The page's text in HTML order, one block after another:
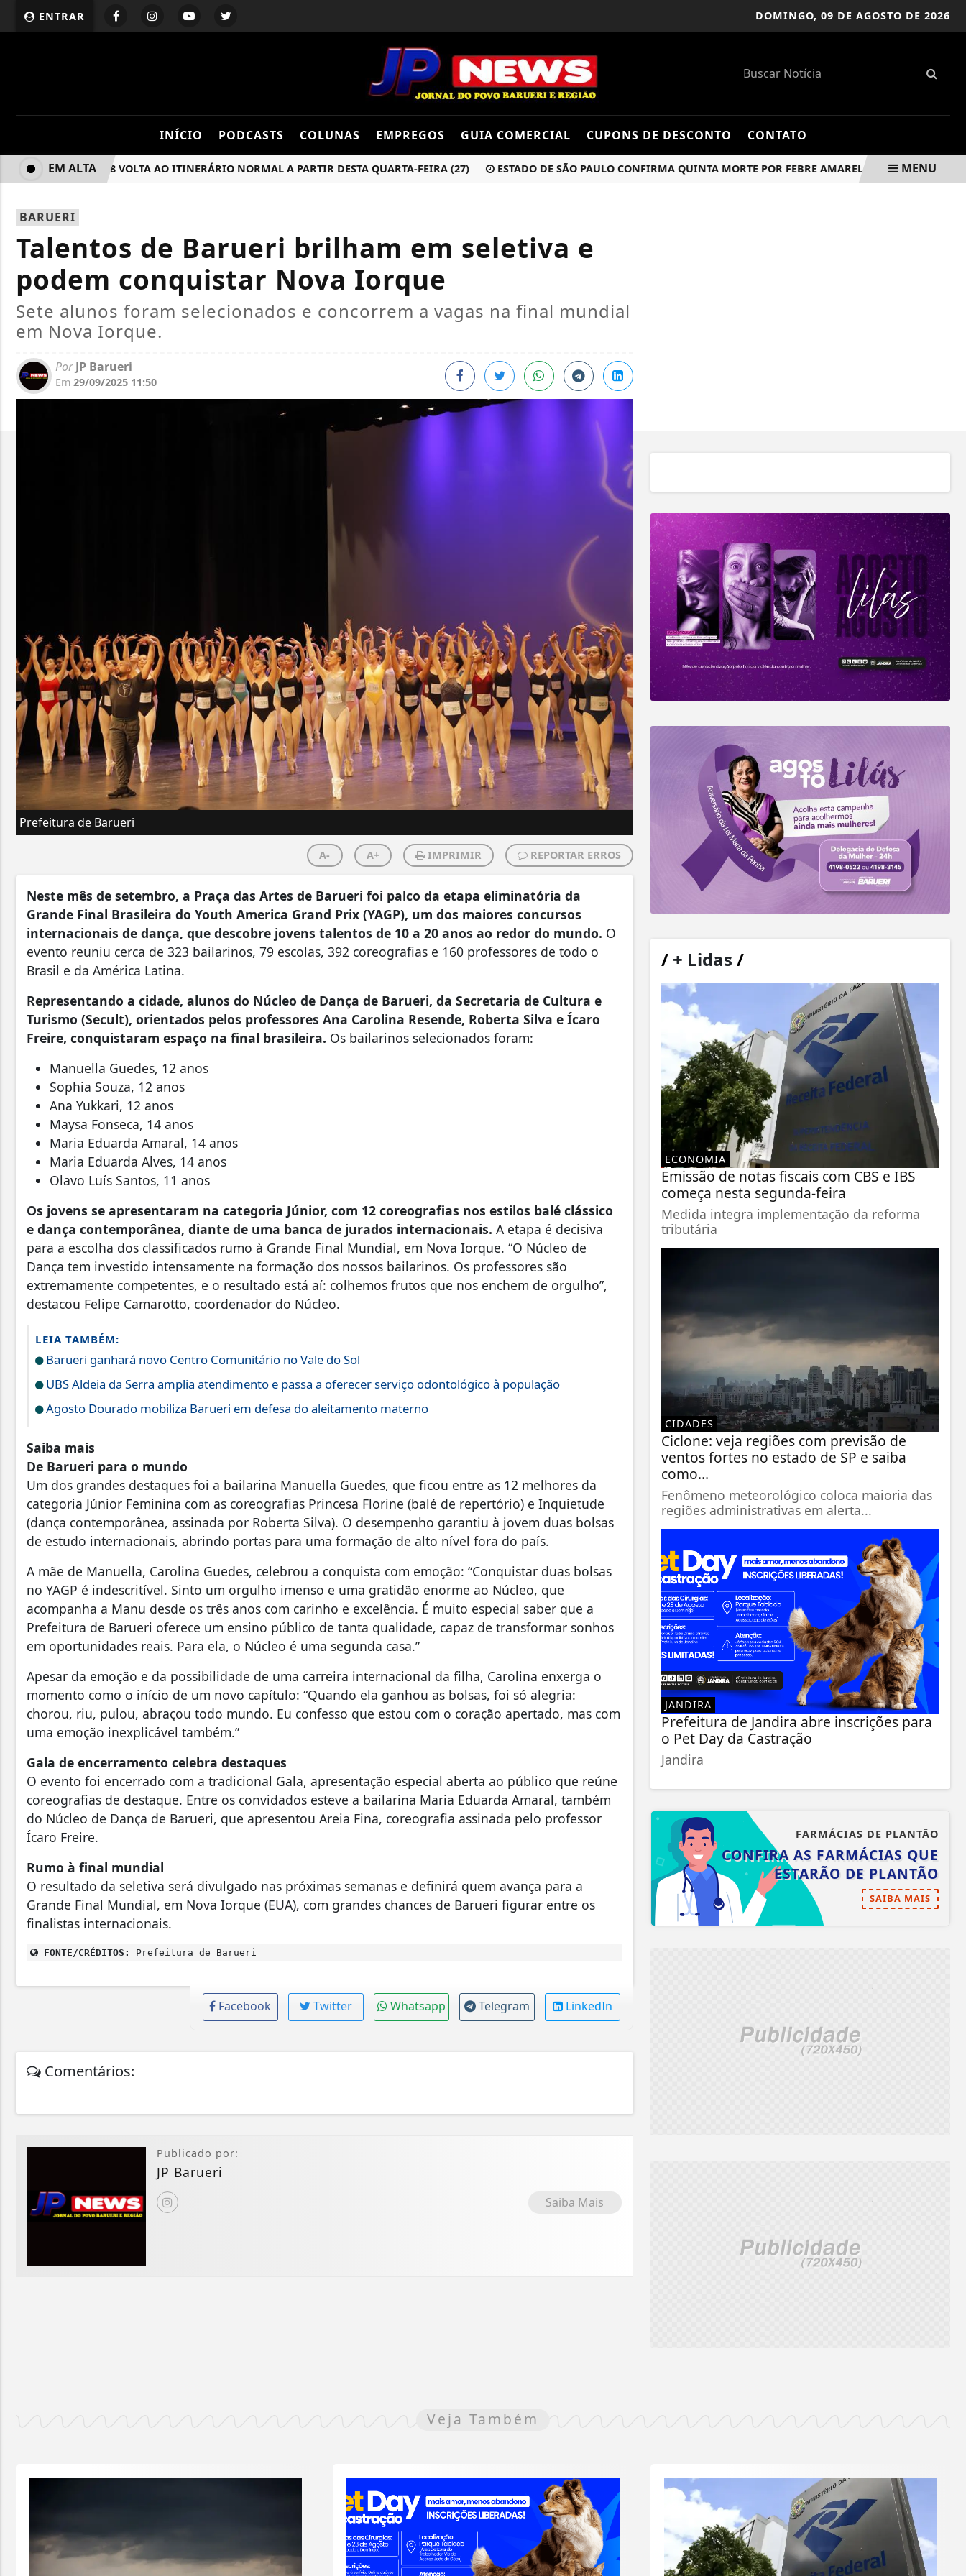
ENTRAR DOMINGO, 09 DE AGOSTO DE 2026
INÍCIO PODCASTS COLUNAS EMPREGOS GUIA COMERCIAL CUPONS DE DESCONTO CONTATO
LINHA A168 VOLTA AO ITINERÁRIO NORMAL A PARTIR DESTA QUARTA-FEIRA (27) ESTADO DE SÃO PAULO CONFIRMA QUINTA MORTE POR FEBRE AMARELA NO ANO BANCO
EM ALTA MENU
BARUERI
Talentos de Barueri brilham em seletiva e
podem conquistar Nova Iorque
Sete alunos foram selecionados e concorrem a vagas na final mundial
em Nova Iorque.
PorJP Barueri
Em 29/09/2025 11:50
Prefeitura de Barueri
A- A+ IMPRIMIR REPORTAR ERROS
Neste mês de setembro, a Praça das Artes de Barueri foi palco da etapa eliminatória da
Grande Final Brasileira do Youth America Grand Prix (YAGP), um dos maiores concursos
internacionais de dança, que descobre jovens talentos de 10 a 20 anos ao redor do mundo. O
evento reuniu cerca de 323 bailarinos, 79 escolas, 392 coreografias e 160 professores de todo o
Brasil e da América Latina.
Representando a cidade, alunos do Núcleo de Dança de Barueri, da Secretaria de Cultura e
Turismo (Secult), orientados pelos professores Ana Carolina Resende, Roberta Silva e Ícaro
Freire, conquistaram espaço na final brasileira. Os bailarinos selecionados foram:
Manuella Guedes, 12 anos
Sophia Souza, 12 anos
Ana Yukkari, 12 anos
Maysa Fonseca, 14 anos
Maria Eduarda Amaral, 14 anos
Maria Eduarda Alves, 14 anos
Olavo Luís Santos, 11 anos
Os jovens se apresentaram na categoria Júnior, com 12 coreografias nos estilos balé clássico
e dança contemporânea, diante de uma banca de jurados internacionais. A etapa é decisiva
para a escolha dos classificados rumo à Grande Final Mundial, em Nova Iorque. “O Núcleo de
Dança tem investido intensamente na formação dos nossos bailarinos. Os professores são
extremamente competentes, e o resultado está aí: colhemos frutos que nos enchem de orgulho”,
destacou Felipe Camarotto, coordenador do Núcleo.
LEIA TAMBÉM:
Barueri ganhará novo Centro Comunitário no Vale do Sol
UBS Aldeia da Serra amplia atendimento e passa a oferecer serviço odontológico à população
Agosto Dourado mobiliza Barueri em defesa do aleitamento materno
Saiba mais
De Barueri para o mundo
Um dos grandes destaques foi a bailarina Manuella Guedes, que ficou entre as 12 melhores da
categoria Júnior Feminina com as coreografias Princesa Florine (balé de repertório) e Inquietude
(dança contemporânea, assinada por Roberta Silva). O desempenho garantiu à jovem duas bolsas
de estudo internacionais, abrindo portas para uma formação de alto nível fora do país.
A mãe de Manuella, Carolina Guedes, celebrou a conquista com emoção: “Conquistar duas bolsas
no YAGP é indescritível. Sinto um orgulho imenso e uma gratidão enorme ao Núcleo, que
acompanha a Manu desde os três anos com carinho e excelência. É muito especial saber que a
Prefeitura de Barueri oferece um ensino público de tanta qualidade, capaz de transformar sonhos
em oportunidades reais. Para ela, o Núcleo é uma segunda casa.”
Apesar da emoção e da possibilidade de uma carreira internacional da filha, Carolina enxerga o
momento como o início de um novo capítulo: “Quando ela ganhou as bolsas, foi só alegria:
chorou, riu, pulou, abraçou todo mundo. Eu confesso que estou com o coração apertado, mas com
uma emoção inexplicável também.”
Gala de encerramento celebra destaques
O evento foi encerrado com a tradicional Gala, apresentação especial aberta ao público que reúne
coreografias de destaque. Entre os convidados esteve a bailarina Maria Eduarda Amaral, também
do Núcleo de Dança de Barueri, que apresentou Areia Fina, coreografia assinada pelo professor
Ícaro Freire.
Rumo à final mundial
O resultado da seletiva será divulgado nas próximas semanas e definirá quem avança para a
Grande Final Mundial, em Nova Iorque (EUA), com grandes chances de Barueri figurar entre os
finalistas internacionais.
FONTE/CRÉDITOS: Prefeitura de Barueri
Facebook Twitter Whatsapp Telegram LinkedIn
Comentários:
Publicado por:
JP Barueri
Saiba Mais
/+ Lidas /
ECONOMIA
Emissão de notas fiscais com CBS e IBS
começa nesta segunda-feira
Medida integra implementação da reforma
tributária
CIDADES
Ciclone: veja regiões com previsão de
ventos fortes no estado de SP e saiba
como...
Fenômeno meteorológico coloca maioria das
regiões administrativas em alerta...
JANDIRA
Prefeitura de Jandira abre inscrições para
o Pet Day da Castração
Jandira
FARMÁCIAS DE PLANTÃO
CONFIRA AS FARMÁCIAS QUE
ESTARÃO DE PLANTÃO
SAIBA MAIS
Veja Também